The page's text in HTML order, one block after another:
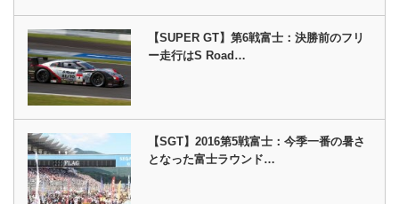
【SUPER GT】第6戦富士：決勝前のフリ
ー走行はS Road…
【SGT】2016第5戦富士：今季一番の暑さ
となった富士ラウンド…